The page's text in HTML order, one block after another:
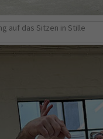
auf das Sitzen in Stillethe